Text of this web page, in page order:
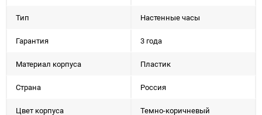
Тип Настенные часы
Гарантия 3 года
Материал корпуса Пластик
Страна Россия
Цвет корпуса Темно-коричневый